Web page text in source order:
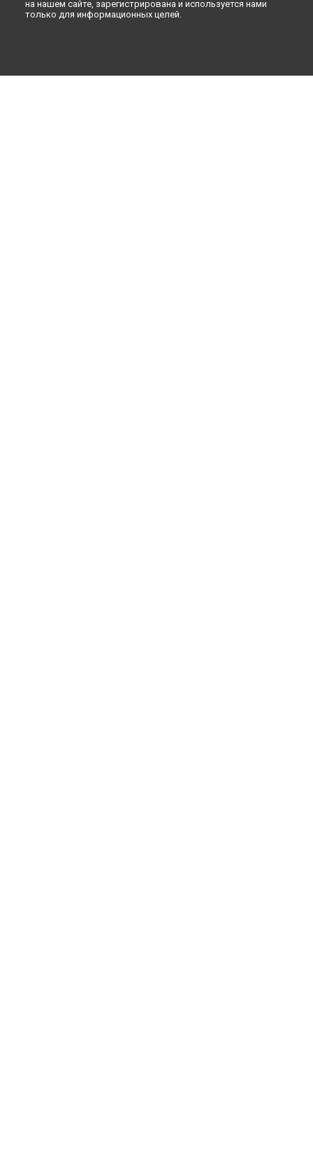
на нашем сайте, зарегистрирована и используется нами
только для информационных целей.